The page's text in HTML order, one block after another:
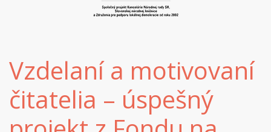
Vzdelaní a motivovaní
čitatelia – úspešný